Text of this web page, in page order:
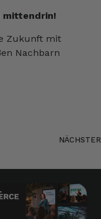
mittendrin!
Zukunft mit
Nachbarn
NÄCHSTER